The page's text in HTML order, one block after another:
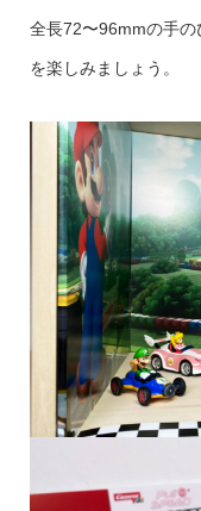
全長72〜96mmの手の
を楽しみましょう。